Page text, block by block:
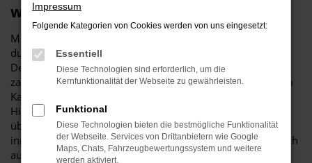
wartet.
Mit einem VW T6 California in Straubing erwerben Sie ein
durch und durch überzeugendes Fahrzeug. Sowohl das
Design als auch die „inneren Werte“ haben sich in
zahlreichen Tests bewährt. Hinzu kommt, dass Sie mit dem
Kauf des VW T6 California in Straubing gleich in mehrerlei
Hinsicht Geld sparen. Einerseits handelt es sich um ein
überaus sparsames und umweltfreundliches Modell, dass
innerhalb seiner Klasse mit herausragenden Werten auf sich
aufmerksam macht. Andererseits offerieren wir Ihnen
Impressum
Folgende Kategorien von Cookies werden von uns eingesetzt:
Essentiell
Diese Technologien sind erforderlich, um die
Kernfunktionalität der Webseite zu gewährleisten.
Funktional
Diese Technologien bieten die bestmögliche Funktionalität
der Webseite. Services von Drittanbietern wie Google
Maps, Chats, Fahrzeugbewertungssystem und weitere
werden aktiviert.